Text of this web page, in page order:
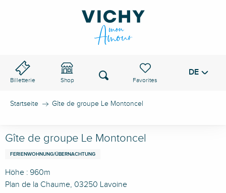
Billetterie Shop
Voir les favoris
Suche DE
Startseite Gîte de groupe Le Montoncel
Gîte de groupe Le Montoncel
FERIENWOHNUNG/ÜBERNACHTUNG
Höhe : 960m
Plan de la Chaume, 03250 Lavoine